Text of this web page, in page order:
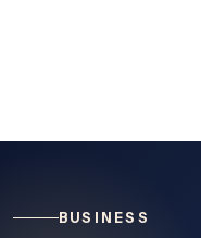
BUSINESS